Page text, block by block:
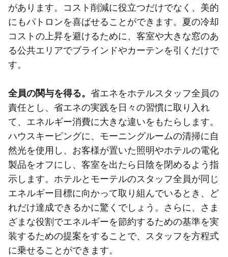
があります。コスト削減に役立つだけでなく、美的
にもパトロンを喜ばせることができます。夏の冷却
コストの上昇を避けるために、客室や大きな窓のあ
る公共エリアでブラインドやカーテンを引くだけで
す。
全員の関与を得る。 省エネをホテルスタッフ全員の
責任とし、省エネの実践を日々の習慣に取り入れ
て、エネルギー消費に大きな違いをもたらします。
ハウスキーピングに、モーニングルームの清掃に自
然光を使用し、お客様が置いた照明やホテルの電化
製品をオフにし、客室を出たら日陰を閉めるよう指
示します。ホテルとモーテルのスタッフ全員が同じ
エネルギー目標に向かって取り組んでいるとき、ど
れだけ達成できるかに驚くでしょう。さらに、さま
ざまな役割でエネルギーを節約するための基準を実
装するための提案をすることで、スタッフを方程式
に乗せることができます。